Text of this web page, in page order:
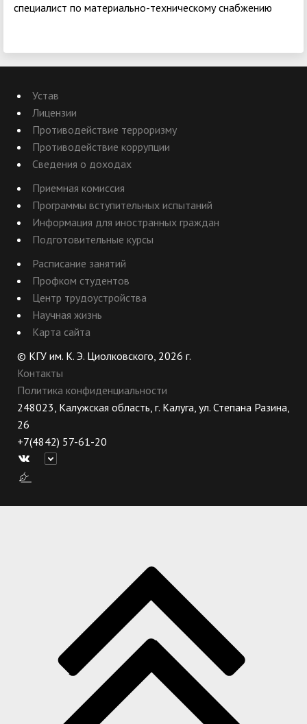
специалист по материально-техническому снабжению
Устав
Лицензии
Противодействие терроризму
Противодействие коррупции
Сведения о доходах
Приемная комиссия
Программы вступительных испытаний
Информация для иностранных граждан
Подготовительные курсы
Расписание занятий
Профком студентов
Центр трудоустройства
Научная жизнь
Карта сайта
© КГУ им. К. Э. Циолковского, 2026 г.
Контакты
Политика конфиденциальности
248023, Калужская область, г. Калуга, ул. Степана Разина,
26
+7(4842) 57-61-20